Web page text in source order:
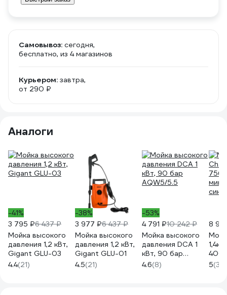
Самовывоз: сегодня,
бесплатно, из 4 магазинов
Курьером: завтра,
от 290 ₽
Аналоги
-41%
3 795 ₽6 437 ₽
Мойка высокого
давления 1,2 кВт,
Gigant GLU-03
4.4(21)
-38%
3 977 ₽6 437 ₽
Мойка высокого
давления 1,2 кВт,
Gigant GLU-01
4.5(21)
-53%
4 791 ₽10 242 ₽
Мойка высокого
давления DCA 1
кВт, 90 бар
AQW5/5.5
4.6(8)
8
40С
5(3)